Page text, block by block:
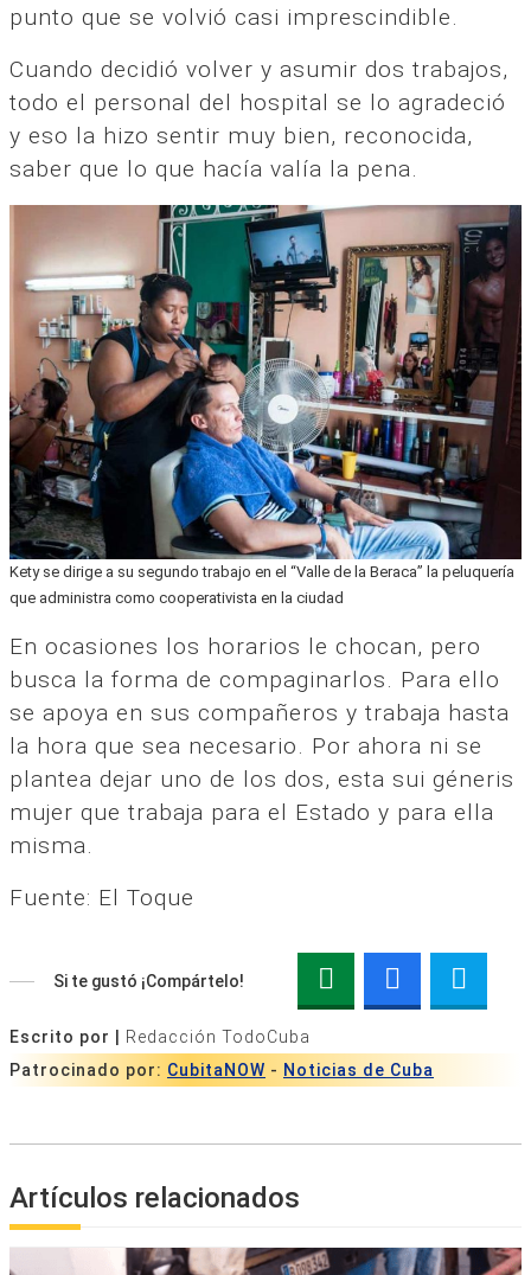
punto que se volvió casi imprescindible.
Cuando decidió volver y asumir dos trabajos,
todo el personal del hospital se lo agradeció
y eso la hizo sentir muy bien, reconocida,
saber que lo que hacía valía la pena.
Kety se dirige a su segundo trabajo en el “Valle de la Beraca” la peluquería
que administra como cooperativista en la ciudad
En ocasiones los horarios le chocan, pero
busca la forma de compaginarlos. Para ello
se apoya en sus compañeros y trabaja hasta
la hora que sea necesario. Por ahora ni se
plantea dejar uno de los dos, esta sui géneris
mujer que trabaja para el Estado y para ella
misma.
Fuente: El Toque
Si te gustó ¡Compártelo!
Escrito por |
Redacción TodoCuba
Patrocinado por: CubitaNOW - Noticias de Cuba
Artículos relacionados